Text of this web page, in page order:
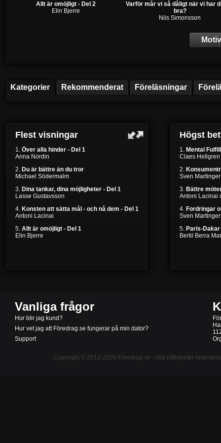
Allt är omöjligt - Del 2
Elin Bjerre
Varför mår vi så dåligt när vi har
bra?
Nils Simonsson
Kategorier Rekommenderat Föreläsningar
Flest visningar
1. Över alla hinder - Del 1
Anna Nordin
2. Du är bättre än du tror
Michael Södermalm
3. Dina tankar, dina möjligheter - Del 1
Lasse Gustavsson
4. Konsten att sätta mål - och nå dem - Del 1
Antoni Lacinai
5. Allt är omöjligt - Del 1
Elin Bjerre
Högst
1. Mental
Claes Hellgren
2.
Sven Martinger
3. Bättre
Antoni Lacinai
4. Fordringar
Sven Martinger
5. Paris-Dakar
Bertil Berra
Vanliga frågor
Hur blir jag kund?
Hur vet jag att Föredrag.se fungerar på min dator?
Support
Copyright © 2012-2026 Föredrag.se - Alla rättigheter